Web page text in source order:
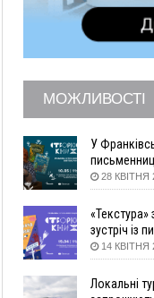
підприємство
Верховний суд
трьома
громаді
10:10
На Каскаді
сквер з
09:31
На
травмувалась
09:09
ВІДЕО 35
08:37
На Прикарпатті
100 ДТП через
08:08
рф масовано
загиблих,
МОЖЛИВОСТІ
У
28 КВІТНЯ
«Текстура»
зустріч із
Анною
14 КВІТНЯ
Локальні